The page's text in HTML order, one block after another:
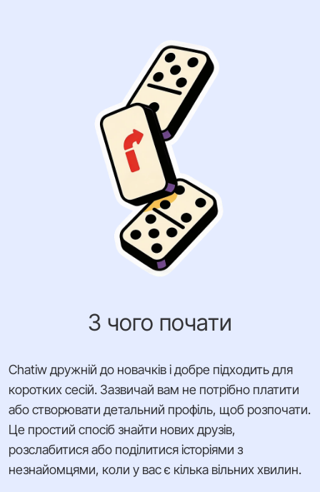
З чого почати
Chatiw дружній до новачків і добре підходить для
коротких сесій. Зазвичай вам не потрібно платити
або створювати детальний профіль, щоб розпочати.
Це простий спосіб знайти нових друзів,
розслабитися або поділитися історіями з
незнайомцями, коли у вас є кілька вільних хвилин.